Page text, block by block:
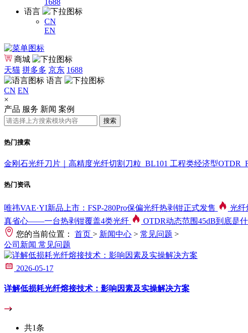
1688
语言
CN
EN
商城
天猫 拼多多 京东 1688
语言
CN EN
×
产品 服务 新闻 案例
搜索
热门搜索
金刚石光纤刀片｜高精度光纤切割刀粒_BL101 工程类经济型
热门资讯
唯祎VAE·YI新品上市：FSP-280Pro保偏光纤热剥钳正式发售 光纤
真省心——一台热剥钳覆盖4类光纤
OTDR动态范围45dB到底是
您的当前位置：
首页 > 新闻中心 > 常见问题 >
公司新闻 常见问题
2026-05-17
详解低损耗光纤熔接技术：影响因素及实操解决方案
共1条